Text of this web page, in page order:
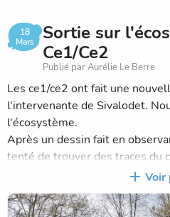
18
Mars
Sortie sur
Ce1/Ce2
Publié par Aurélie Le Berre
Les ce1/ce2 ont fait une
l'intervenante de Sivalodet.
l'écosystème.
Après un dessin fait en
tenté de trouver des traces du
avons ensuite fait un jeu en lien
alimentaires. Nous avons,
au parc. 🙂
Voir